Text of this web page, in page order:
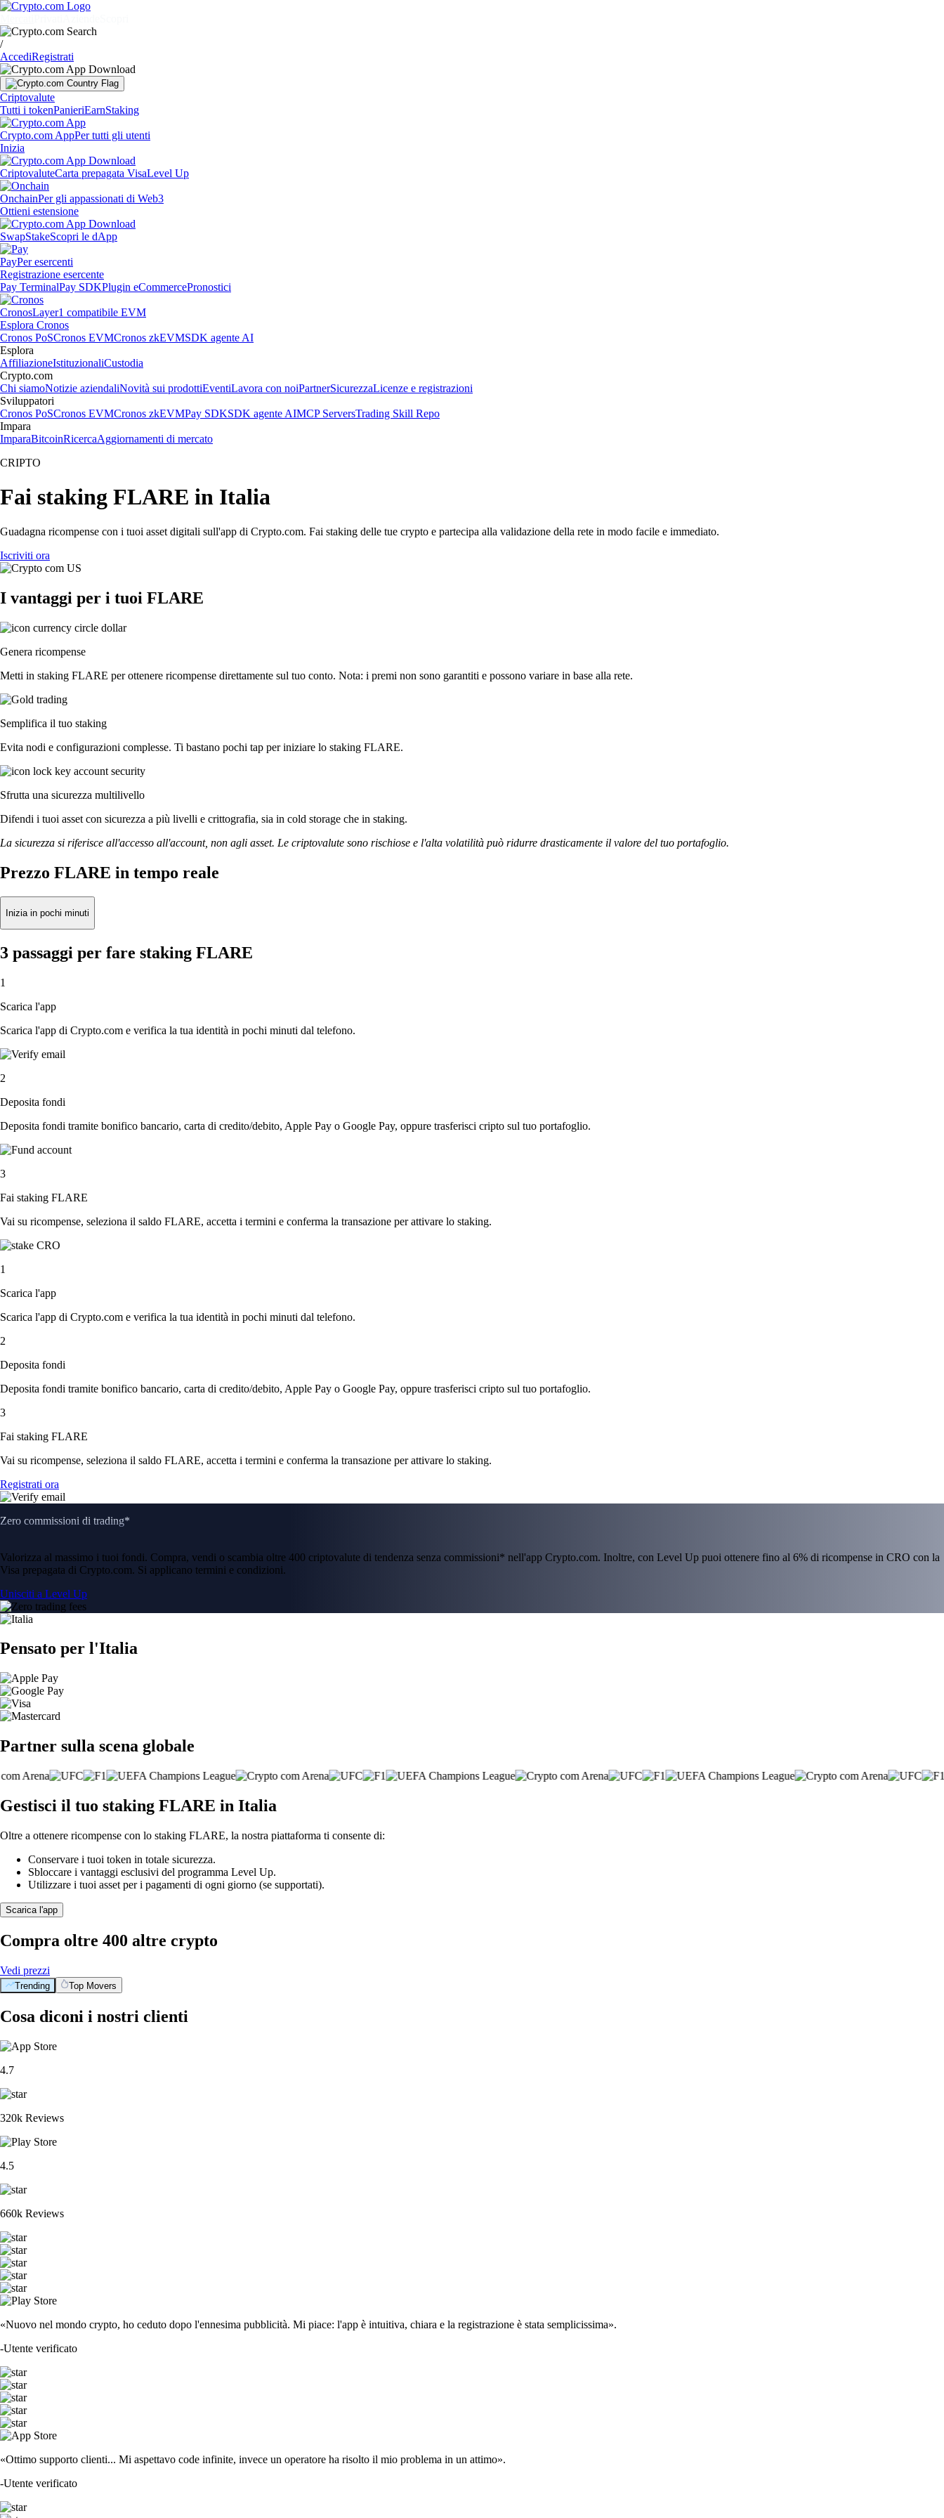
/
AccediRegistrati
Criptovalute
Tutti i tokenPanieriEarnStaking
Crypto.com AppPer tutti gli utenti
Inizia
CriptovaluteCarta prepagata VisaLevel Up
OnchainPer gli appassionati di Web3
Ottieni estensione
SwapStakeScopri le dApp
PayPer esercenti
Registrazione esercente
Pay TerminalPay SDKPlugin eCommercePronostici
CronosLayer1 compatibile EVM
Esplora Cronos
Cronos PoSCronos EVMCronos zkEVMSDK agente AI
Esplora
AffiliazioneIstituzionaliCustodia
Crypto.com
Chi siamoNotizie aziendaliNovità sui prodottiEventiLavora con noiPartnerSicurezzaLicenze e registrazioni
Sviluppatori
Cronos PoSCronos EVMCronos zkEVMPay SDKSDK agente AIMCP ServersTrading Skill Repo
Impara
ImparaBitcoinRicercaAggiornamenti di mercato
CRIPTO
Fai staking FLARE in Italia
Guadagna ricompense con i tuoi asset digitali sull'app di Crypto.com. Fai staking delle tue crypto e partecipa alla validazione della rete in modo facile e immediato.
Iscriviti ora
I vantaggi per i tuoi FLARE
Genera ricompense
Metti in staking FLARE per ottenere ricompense direttamente sul tuo conto. Nota: i premi non sono garantiti e possono variare in base alla rete.
Semplifica il tuo staking
Evita nodi e configurazioni complesse. Ti bastano pochi tap per iniziare lo staking FLARE.
Sfrutta una sicurezza multilivello
Difendi i tuoi asset con sicurezza a più livelli e crittografia, sia in cold storage che in staking.
La sicurezza si riferisce all'accesso all'account, non agli asset. Le criptovalute sono rischiose e l'alta volatilità può ridurre drasticamente il valore del tuo portafoglio.
Prezzo FLARE in tempo reale
Inizia in pochi minuti
3 passaggi per fare staking FLARE
1
Scarica l'app
Scarica l'app di Crypto.com e verifica la tua identità in pochi minuti dal telefono.
2
Deposita fondi
Deposita fondi tramite bonifico bancario, carta di credito/debito, Apple Pay o Google Pay, oppure trasferisci cripto sul tuo portafoglio.
3
Fai staking FLARE
Vai su ricompense, seleziona il saldo FLARE, accetta i termini e conferma la transazione per attivare lo staking.
1
Scarica l'app
Scarica l'app di Crypto.com e verifica la tua identità in pochi minuti dal telefono.
2
Deposita fondi
Deposita fondi tramite bonifico bancario, carta di credito/debito, Apple Pay o Google Pay, oppure trasferisci cripto sul tuo portafoglio.
3
Fai staking FLARE
Vai su ricompense, seleziona il saldo FLARE, accetta i termini e conferma la transazione per attivare lo staking.
Registrati ora
Zero commissioni di trading*
Valorizza al massimo i tuoi fondi. Compra, vendi o scambia oltre 400 criptovalute di tendenza senza commissioni* nell'app Crypto.com. Inoltre, con Level Up puoi ottenere fino al 6% di ricompense in CRO con la
Visa prepagata di Crypto.com. Si applicano termini e condizioni.
Unisciti a Level Up
Pensato per l'Italia
Partner sulla scena globale
Gestisci il tuo staking FLARE in Italia
Oltre a ottenere ricompense con lo staking FLARE, la nostra piattaforma ti consente di:
Conservare i tuoi token in totale sicurezza.
Sbloccare i vantaggi esclusivi del programma Level Up.
Utilizzare i tuoi asset per i pagamenti di ogni giorno (se supportati).
Scarica l'app
Compra oltre 400 altre crypto
Vedi prezzi
Trending Top Movers
Cosa diconi i nostri clienti
4.7
320k Reviews
4.5
660k Reviews
«Nuovo nel mondo crypto, ho ceduto dopo l'ennesima pubblicità. Mi piace: l'app è intuitiva, chiara e la registrazione è stata semplicissima».
-Utente verificato
«Ottimo supporto clienti... Mi aspettavo code infinite, invece un operatore ha risolto il mio problema in un attimo».
-Utente verificato